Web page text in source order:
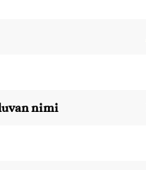
nimi